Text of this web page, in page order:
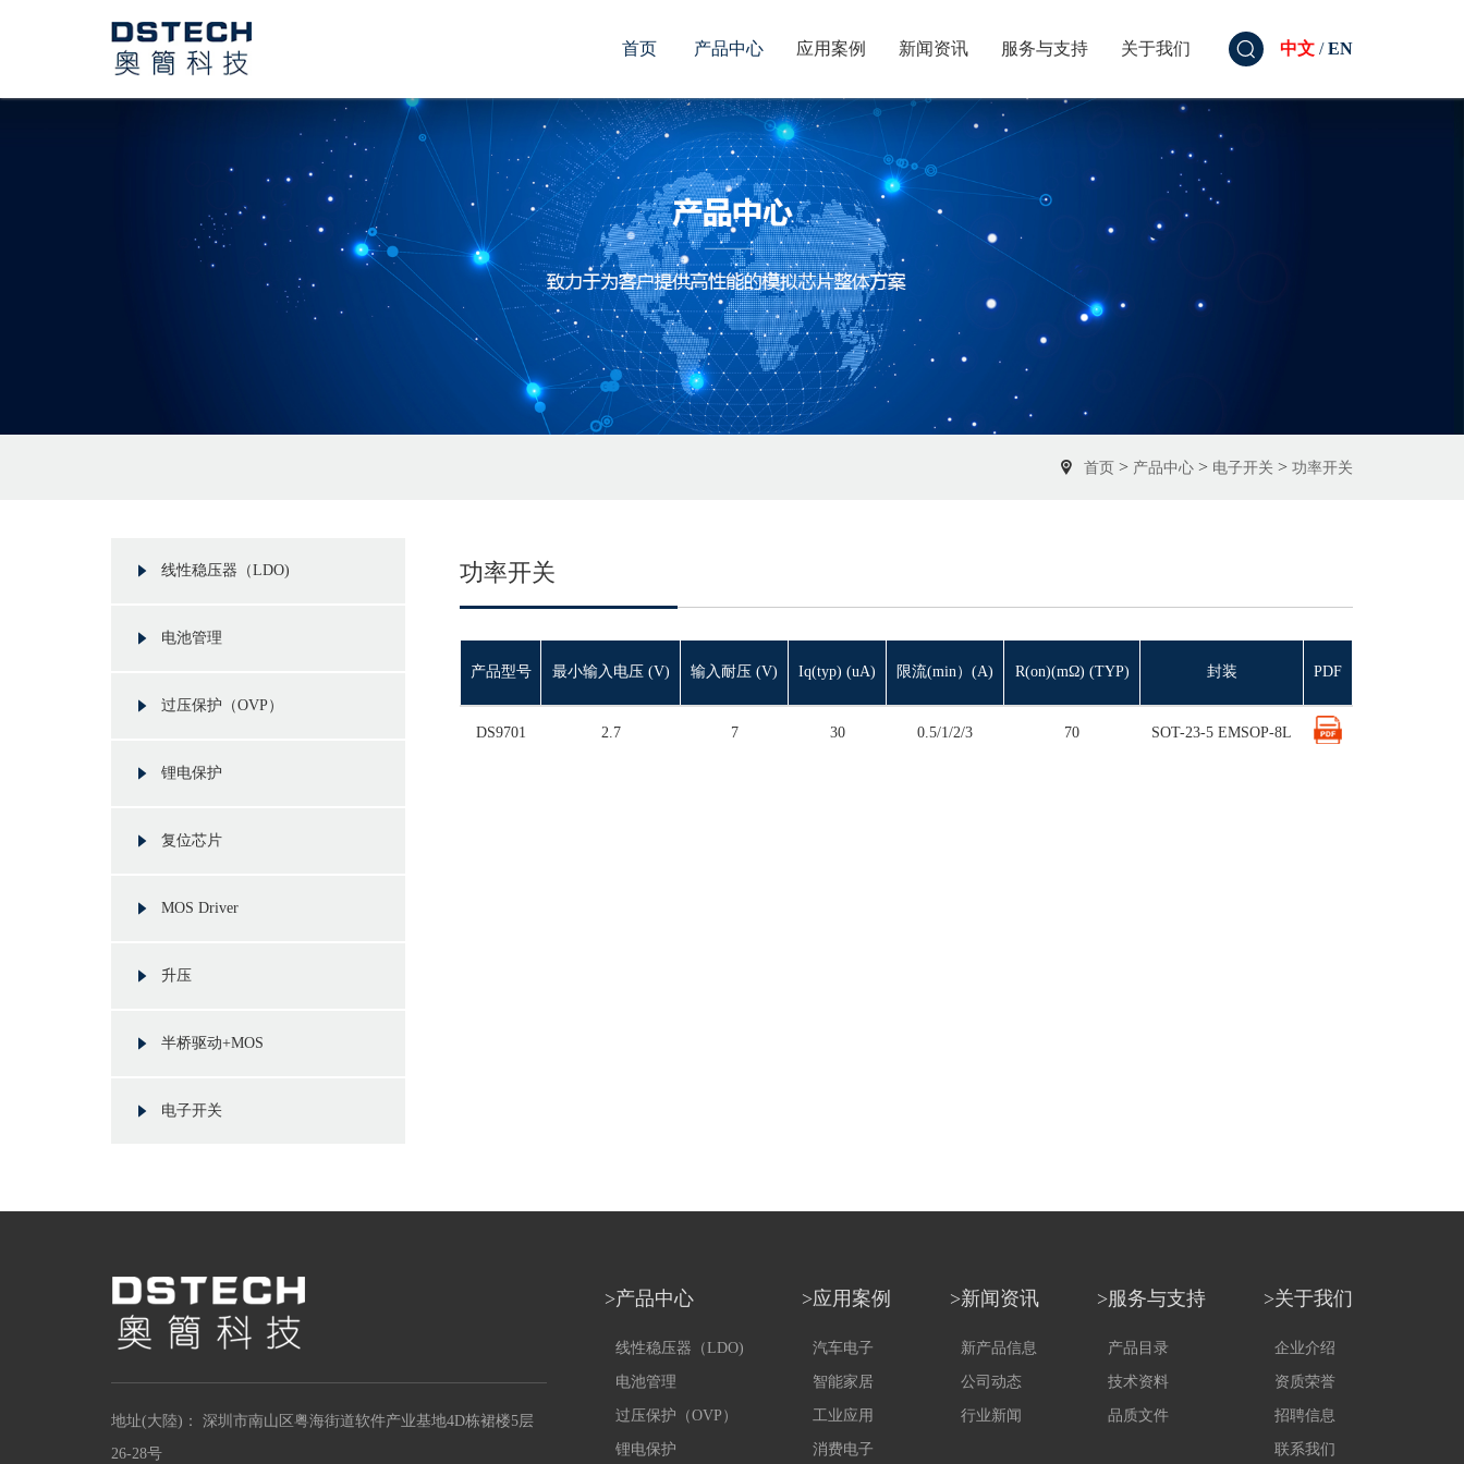
首页 产品中心 应用案例 新闻资讯 服务与支持 关于我们 中文 /EN
首页 > 产品中心 > 电子开关 > 功率开关
线性稳压器（LDO)
电池管理
过压保护（OVP）
锂电保护
复位芯片
MOS Driver
升压
半桥驱动+MOS
电子开关
功率开关
产品型号 最小输入电压 (V) 输入耐压 (V) Iq(typ) (uA) 限流(min）(A) R(on)(mΩ) (TYP) 封装 PDF
DS9701 2.7 7 30 0.5/1/2/3 70 SOT-23-5 EMSOP-8L
地址(大陸)： 深圳市南山区粤海街道软件产业基地4D栋裙楼5层
26-28号
>产品中心
线性稳压器（LDO)
电池管理
过压保护（OVP）
锂电保护
>应用案例
汽车电子
智能家居
工业应用
消费电子
>新闻资讯
新产品信息
公司动态
行业新闻
>服务与支持
产品目录
技术资料
品质文件
>关于我们
企业介绍
资质荣誉
招聘信息
联系我们